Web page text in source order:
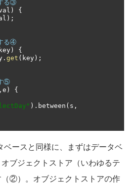
る③
)
{
);
る④
key )
{
. get ( key );
⑤
, e )
{
). between ( s ,
ースと同様に、まずはデータベ
ブジェクトストア（いわゆるテ
②）。オブジェクトストアの作